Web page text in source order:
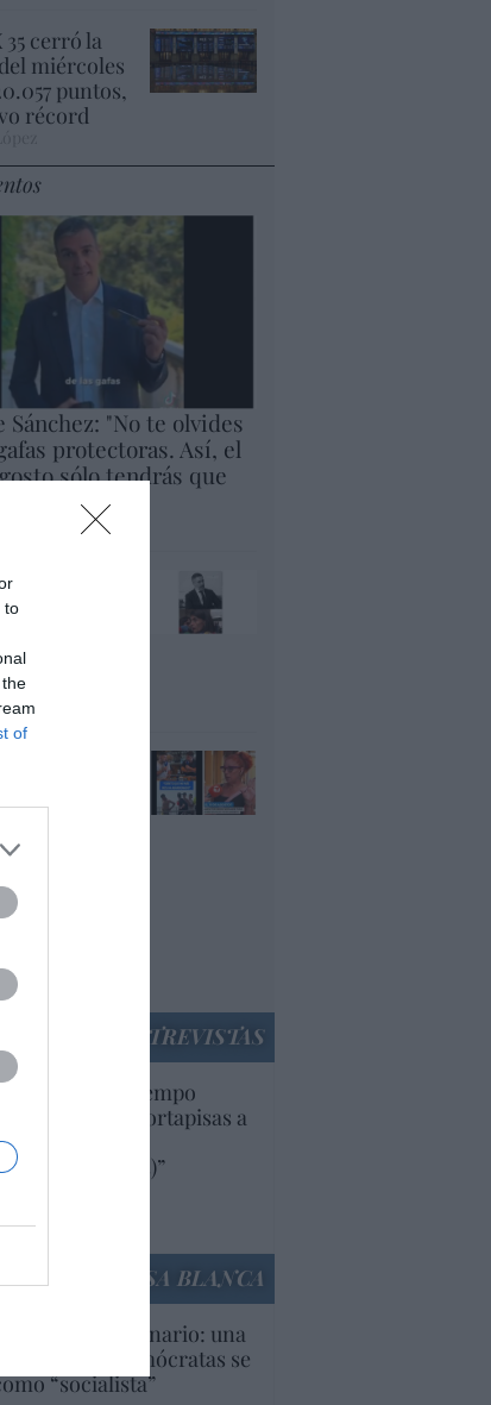
to
of
35 cerró la
miércoles
puntos,
récord
Sánchez: "No te olvides
protectoras. Así, el
sólo tendrás que
devolver a los
sus padres...
PNV
mismo... y es
a su país,
es
Tenemos un
en
con
ENTREVISTAS
lleva mucho tiempo
aranceles y cortapisas a
y compañías
(y europeas)”
LA CASA BLANCA
Inquietante escenario: una
parte de los demócratas se
“socialista”